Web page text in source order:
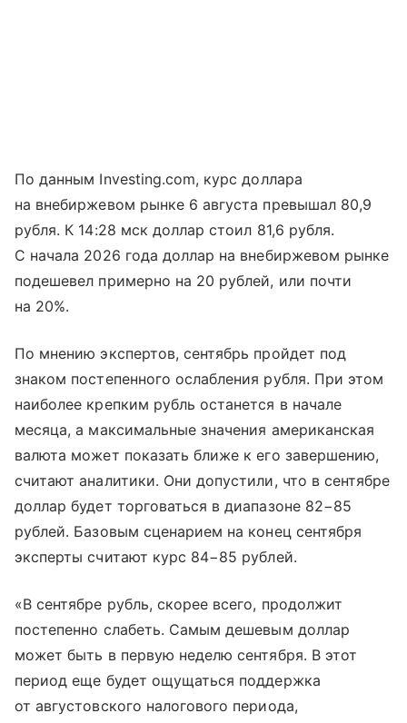
По данным Investing.com, курс доллара
на внебиржевом рынке 6 августа превышал 80,9
рубля. К 14:28 мск доллар стоил 81,6 рубля.
С начала 2026 года доллар на внебиржевом рынке
подешевел примерно на 20 рублей, или почти
на 20%.
По мнению экспертов, сентябрь пройдет под
знаком постепенного ослабления рубля. При этом
наиболее крепким рубль останется в начале
месяца, а максимальные значения американская
валюта может показать ближе к его завершению,
считают аналитики. Они допустили, что в сентябре
доллар будет торговаться в диапазоне 82−85
рублей. Базовым сценарием на конец сентября
эксперты считают курс 84−85 рублей.
«В сентябре рубль, скорее всего, продолжит
постепенно слабеть. Самым дешевым доллар
может быть в первую неделю сентября. В этот
период еще будет ощущаться поддержка
от августовского налогового периода,